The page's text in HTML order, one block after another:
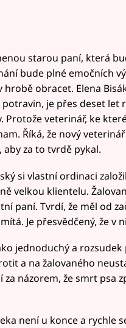
starou paní, která
bude plné emočních
hrobě obracet. Elena
je přes deset let
Protože veterinář, ke
Říká, že nový
aby za to tvrdě pykal.
si vlastní ordinaci
velkou klientelu.
paní. Tvrdí, že měl od
Je přesvědčený, že v
jednoduchý a
a na žalovaného
za názorem, že smrt psa
není u konce a rychle